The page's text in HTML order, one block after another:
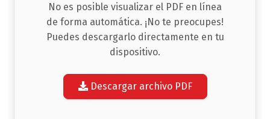
No es posible visualizar el PDF en línea
de forma automática. ¡No te preocupes!
Puedes descargarlo directamente en tu
dispositivo.
Descargar archivo PDF